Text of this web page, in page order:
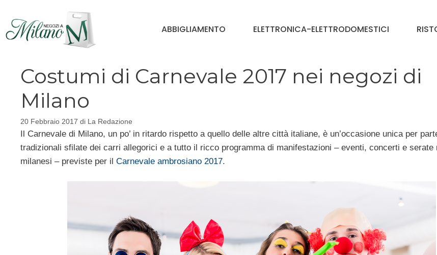
contenuto
ABBIGLIAMENTO ELETTRONICA-ELETTRODOMESTICI
Costumi di Carnevale 2017 nei negozi di
Milano
20 Febbraio 2017 di La Redazione
Il Carnevale di Milano, un po’ in ritardo rispetto a quello delle altre città italiane, è un’occasione unica per
tradizionali sfilate dei carri allegorici e a tutto il ricco programma di manifestazioni – eventi, concerti e serate
milanesi – previste per il Carnevale ambrosiano 2017.